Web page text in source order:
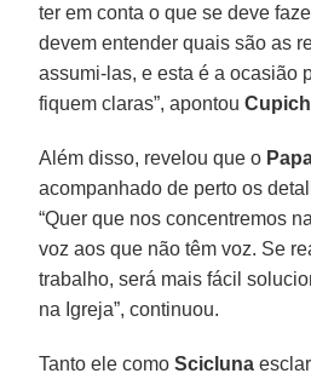
ter em conta o que se deve
devem entender quais são as
assumi-las, e esta é a ocasião
fiquem claras”, apontouCupich
Além disso, revelou que o
acompanhado de perto os
“Quer que nos concentremos
voz aos que não têm voz. Se
trabalho, será mais fácil
na Igreja”, continuou.
Tanto ele comoScicluna